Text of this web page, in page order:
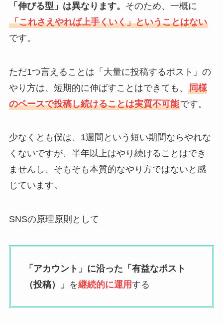
「伸びる型」は異なります。 そのため、一概に
「これさえやれば上手くいく」ということはない
です。
ただ1つ言えることは「大量に投稿するポスト」の
やり方は、短期的に伸ばすことはできても、 同様
のペースで投稿し続けることは実質不可能です。
少なくとも僕は、1週間という短い期間ならやれな
くないですが、半年以上はやり続けることはでき
ませんし、そもそも本質的なやり方ではないと感
じています。
SNSの原理原則として
「アカウント」に沿った「有益なポスト
（投稿）」 を継続的に運用する